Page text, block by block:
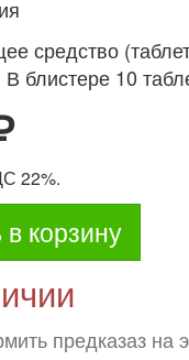
средство
блистере 10
22%.
Добавить в корзину
предказаз на